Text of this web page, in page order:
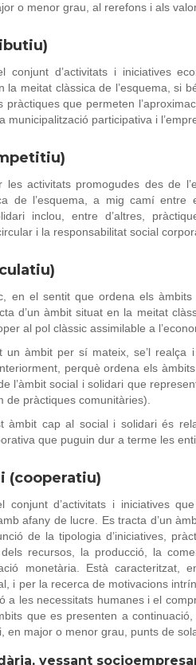
o menor grau, al rerefons i als
conjunt d’activitats i iniciatives
la meitat clàssica de l’esquema, si
que permeten
municipalització participativa i
les activitats promogudes des de
de l’esquema, a mig camí
inclou, entre d’altres,
i la responsabilitat social
en el sentit que ordena els
d’un àmbit situat en la meitat
al pol clàssic assimilable a
un àmbit per sí mateix, se’l
perquè ordena els
l’àmbit social i solidari que
de pràctiques comunitàries).
àmbit cap al social i solidari és
que puguin dur a terme les
(cooperatiu)
conjunt d’activitats i iniciatives
afany de lucre. Es tracta d’un
de la tipologia d’iniciatives,
recursos, la producció, la
monetària. Està
i per la recerca de motivacions
a les necessitats humanes i el
que es presenten a
en major o menor grau, punts de
vessant